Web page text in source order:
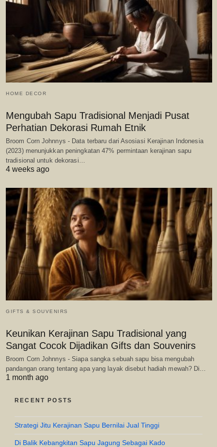
HOME DECOR
Mengubah Sapu Tradisional Menjadi Pusat
Perhatian Dekorasi Rumah Etnik
Broom Corn Johnnys - Data terbaru dari Asosiasi Kerajinan Indonesia
(2023) menunjukkan peningkatan 47% permintaan kerajinan sapu
tradisional untuk dekorasi…
4 weeks ago
GIFTS & SOUVENIRS
Keunikan Kerajinan Sapu Tradisional yang
Sangat Cocok Dijadikan Gifts dan Souvenirs
Broom Corn Johnnys - Siapa sangka sebuah sapu bisa mengubah
pandangan orang tentang apa yang layak disebut hadiah mewah? Di…
1 month ago
RECENT POSTS
Strategi Jitu Kerajinan Sapu Bernilai Jual Tinggi
Di Balik Kebangkitan Sapu Jagung Sebagai Kado